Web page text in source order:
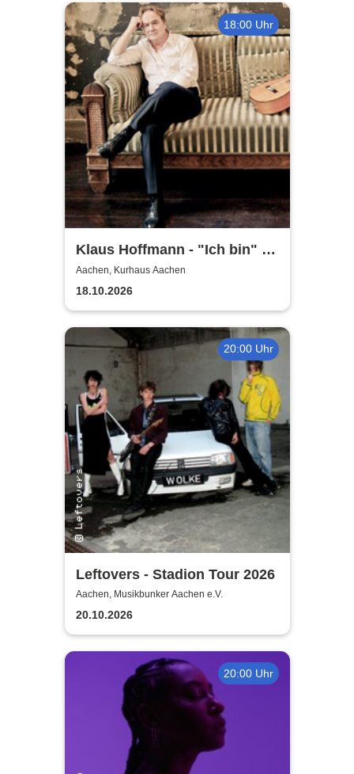
18:00 Uhr
Klaus Hoffmann - "Ich bin" -
Tour 2026
Aachen, Kurhaus Aachen
18.10.2026
20:00 Uhr
Leftovers - Stadion Tour 2026
Aachen, Musikbunker Aachen e.V.
20.10.2026
20:00 Uhr